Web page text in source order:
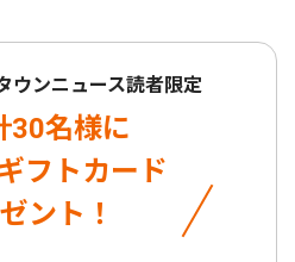
ウンニュース読者限定
30名様に
フトカード
ント！